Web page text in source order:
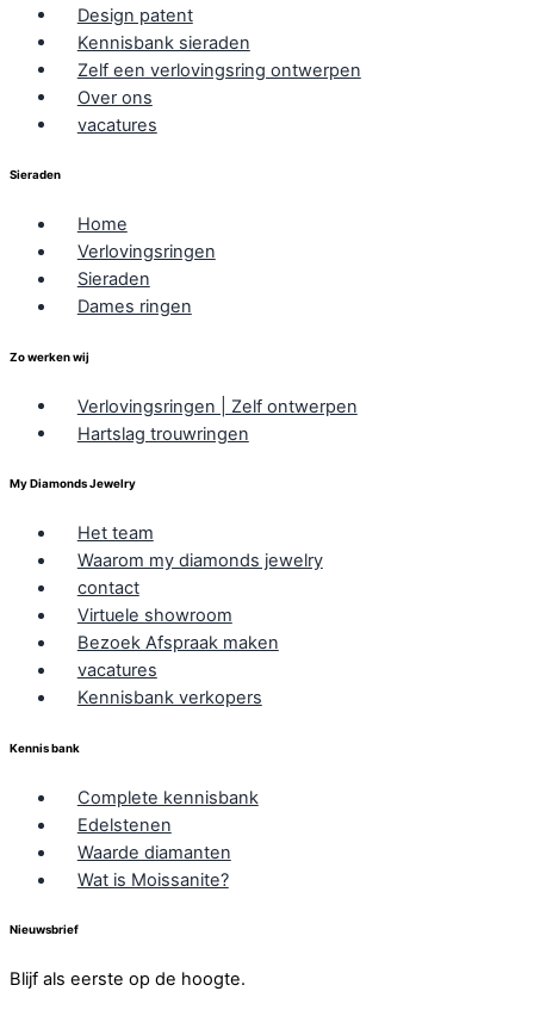
Design patent
Kennisbank sieraden
Zelf een verlovingsring ontwerpen
Over ons
vacatures
Sieraden
Home
Verlovingsringen
Sieraden
Dames ringen
Zo werken wij
Verlovingsringen | Zelf ontwerpen
Hartslag trouwringen
My Diamonds Jewelry
Het team
Waarom my diamonds jewelry
contact
Virtuele showroom
Bezoek Afspraak maken
vacatures
Kennisbank verkopers
Kennis bank
Complete kennisbank
Edelstenen
Waarde diamanten
Wat is Moissanite?
Nieuwsbrief
Blijf als eerste op de hoogte.